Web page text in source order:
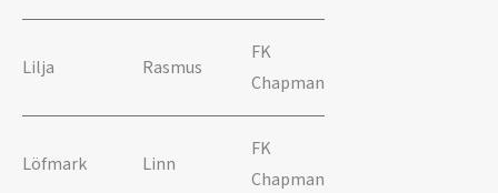
Lilja Rasmus
FK
Chapman
Löfmark Linn
FK
Chapman